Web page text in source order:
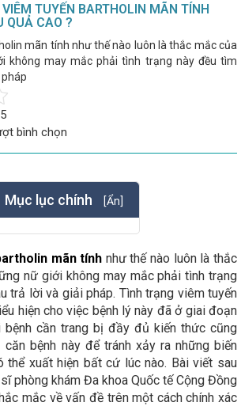
TUYẾN BARTHOLIN MÃN TÍNH
QUẢ CAO ?
mãn tính như thế nào luôn là thắc mắc của
không may mắc phải tình trạng này đều tìm
bình chọn
Mục lục chính [Ẩn]
mãn tính như thế nào luôn là thắc
nữ giới không may mắc phải tình trạng
trả lời và giải pháp. Tình trạng viêm tuyến
hiện cho việc bệnh lý này đã ở giai đoạn
bệnh cần trang bị đầy đủ kiến thức cũng
bệnh này để tránh xảy ra những biến
thể xuất hiện bất cứ lúc nào. Bài viết sau
phòng khám Đa khoa Quốc tế Cộng Đồng
mắc về vấn đề trên một cách chính xác